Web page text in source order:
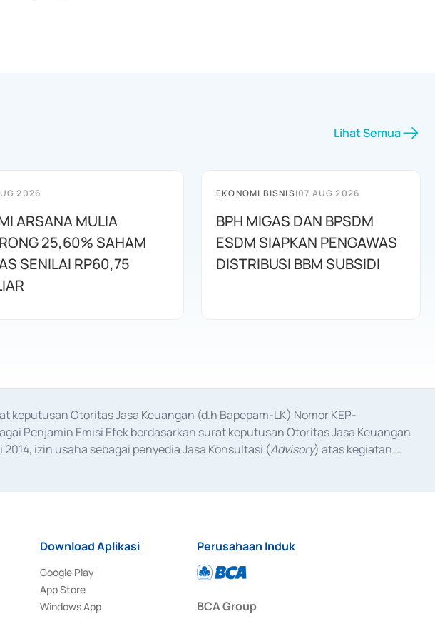
Lihat Semua
2026
ARSANA MULIA
25,60% SAHAM
SENILAI RP60,75
EKONOMI BISNIS|07 AUG 2026
BPH MIGAS DAN BPSDM
ESDM SIAPKAN PENGAWAS
DISTRIBUSI BBM SUBSIDI
keputusan Otoritas Jasa Keuangan (d.h Bapepam-LK) Nomor KEP-
Penjamin Emisi Efek berdasarkan surat keputusan Otoritas Jasa Keuangan
izin usaha sebagai penyedia Jasa Konsultasi (Advisory) atas kegiatan
Download Aplikasi
Google Play
App Store
Windows App
Perusahaan Induk
BCA Group